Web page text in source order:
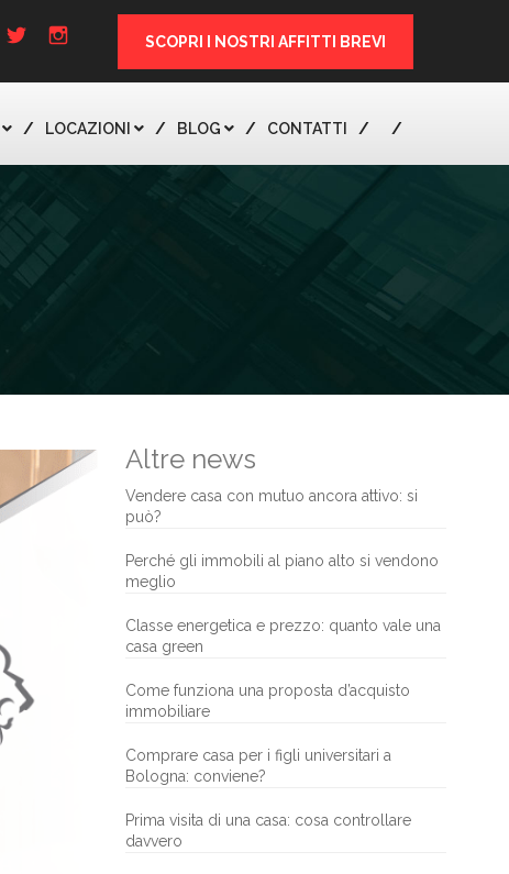
SCOPRI I NOSTRI AFFITTI BREVI
LOCAZIONI BLOG CONTATTI
Altre news
Vendere casa con mutuo ancora attivo: si
può?
Perché gli immobili al piano alto si vendono
meglio
Classe energetica e prezzo: quanto vale una
casa green
Come funziona una proposta d’acquisto
immobiliare
Comprare casa per i figli universitari a
Bologna: conviene?
Prima visita di una casa: cosa controllare
davvero